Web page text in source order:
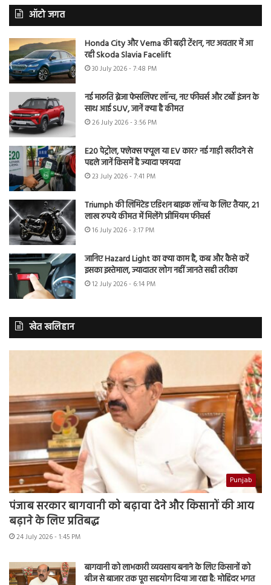
ऑटो जगत
Honda City और Verna की बढ़ी टेंशन, नए अवतार में आ
रही Skoda Slavia Facelift
30 July 2026 - 7:48 PM
नई मारुति ब्रेजा फेसलिफ्ट लॉन्च, नए फीचर्स और टर्बो इंजन के
साथ आई SUV, जानें क्या है कीमत
26 July 2026 - 3:56 PM
E20 पेट्रोल, फ्लेक्स फ्यूल या EV कार? नई गाड़ी खरीदने से
पहले जानें किसमें है ज्यादा फायदा
23 July 2026 - 7:41 PM
Triumph की लिमिटेड एडिशन बाइक लॉन्च के लिए तैयार, 21
लाख रुपये कीमत में मिलेंगे प्रीमियम फीचर्स
16 July 2026 - 3:17 PM
जानिए Hazard Light का क्या काम है, कब और कैसे करें
इसका इस्तेमाल, ज्यादातर लोग नहीं जानते सही तरीका
12 July 2026 - 6:14 PM
खेत खलिहान
Punjab
पंजाब सरकार बागवानी को बढ़ावा देने और किसानों की आय
बढ़ाने के लिए प्रतिबद्ध
24 July 2026 - 1:45 PM
बागवानी को लाभकारी व्यवसाय बनाने के लिए किसानों को
बीज से बाजार तक पूरा सहयोग दिया जा रहा है: मोहिंदर भगत